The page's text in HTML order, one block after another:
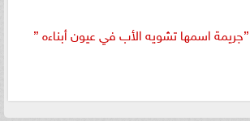
”جريمة اسمها تشويه الأب في عيون أبناءه ”